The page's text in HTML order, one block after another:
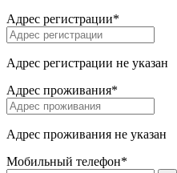
Адрес регистрации*
Адрес регистрации не указан
Адрес проживания*
Адрес проживания не указан
Мобильный телефон*